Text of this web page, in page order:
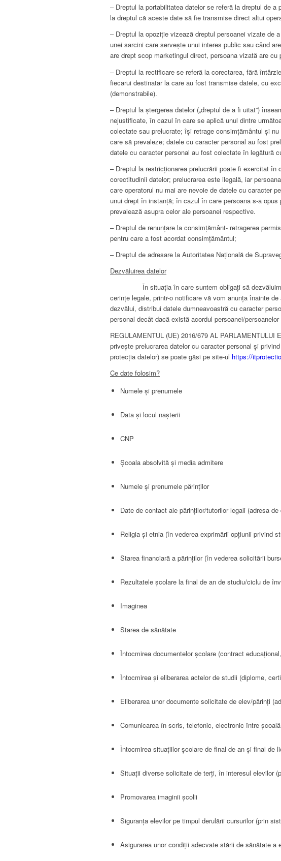
– Dreptul la portabilitatea datelor se referă la dreptul de
la dreptul că aceste date să fie transmise direct altui
– Dreptul la opoziție vizează dreptul persoanei vizate de
unei sarcini care servește unui interes public sau când
are drept scop marketingul direct, persoana vizată are
– Dreptul la rectificare se referă la corectarea, fără
fiecarui destinatar la care au fost transmise datele, cu
(demonstrabile).
– Dreptul la ștergerea datelor („dreptul de a fi uitat”)
nejustificate, în cazul în care se aplică unul dintre
colectate sau prelucrate; își retrage consimțământul și
care să prevaleze; datele cu caracter personal au fost
datele cu caracter personal au fost colectate în legătură
– Dreptul la restricționarea prelucrării poate fi exercitat
corectitudinii datelor; prelucrarea este ilegală, iar
care operatorul nu mai are nevoie de datele cu caracter
unui drept în instanță; în cazul în care persoana s-a
prevalează asupra celor ale persoanei respective.
– Dreptul de renunțare la consimțământ- retragerea
pentru care a fost acordat consimțământul;
– Dreptul de adresare la Autoritatea Națională de
Dezvăluirea datelor
În situația în care suntem obligați să dezvăluim
cerinţe legale, printr-o notificare vă vom anunța înainte
dezvălui, distribui datele dumneavoastră cu caracter
personal decât dacă există acordul persoanei/
REGULAMENTUL (UE) 2016/679 AL
privește prelucrarea datelor cu caracter personal și
protecția datelor) se poate găsi pe site-ul https://
Ce date folosim?
Numele și prenumele
Data și locul nașterii
CNP
Școala absolvită și media admitere
Numele și prenumele părinților
Date de contact ale părinților/tutorilor legali (adresa
Religia și etnia (în vederea exprimării opțiunii privind
Starea financiară a părinților (în vederea solicitării
Rezultatele școlare la final de an de studiu/ciclu de
Imaginea
Starea de sănătate
Întocmirea documentelor școlare (contract
Întocmirea și eliberarea actelor de studii (diplome,
Eliberarea unor documente solicitate de elev/părinți
Comunicarea în scris, telefonic, electronic între
Întocmirea situațiilor școlare de final de an și final de
Situații diverse solicitate de terți, în interesul elevilor
Promovarea imaginii școlii
Siguranța elevilor pe timpul derulării cursurilor (prin
Asigurarea unor condiții adecvate stării de sănătate